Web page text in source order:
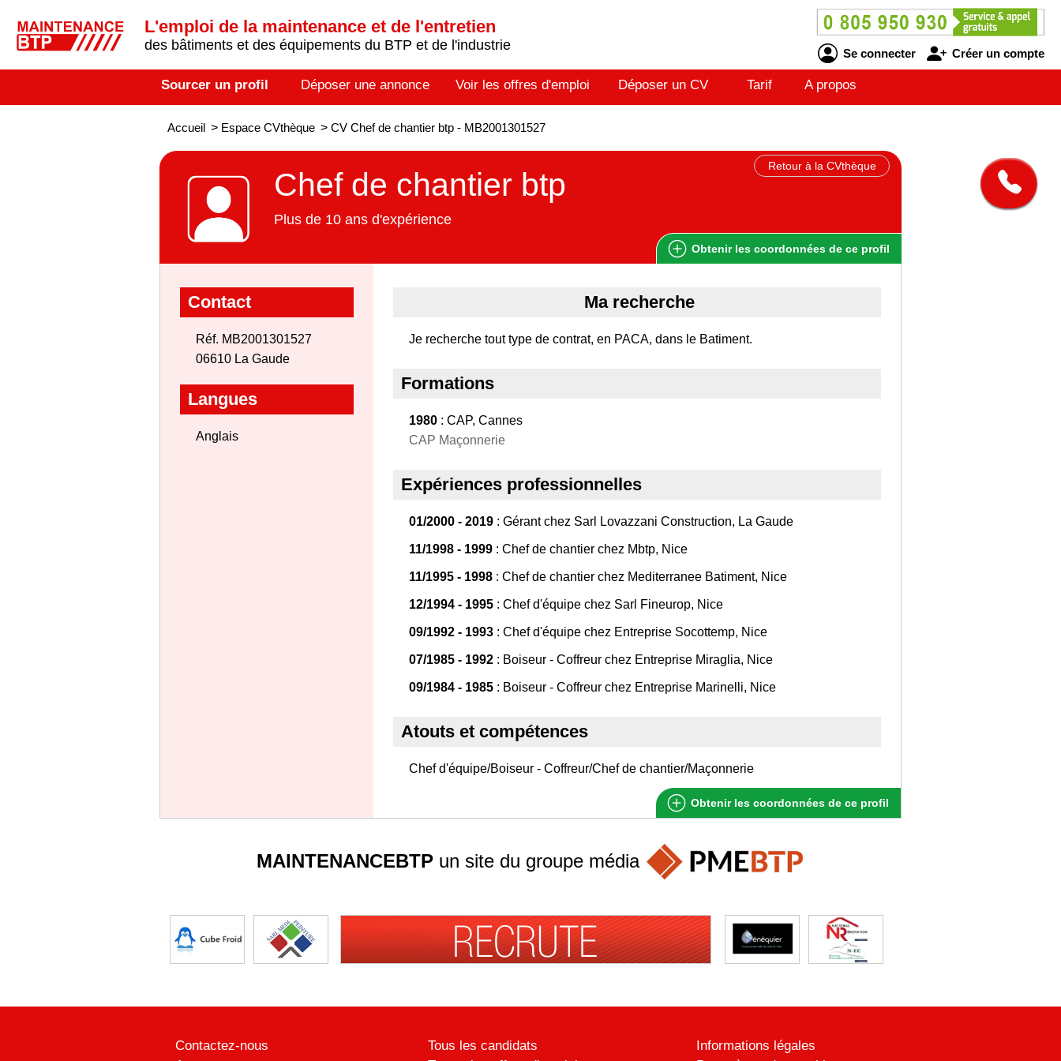
L'emploi de la maintenance et de l'entretien
des bâtiments et des équipements du BTP et de l'industrie
Se connecter Créer un compte
Sourcer un profil Déposer une annonce Voir les offres d'emploi Déposer un CV Tarif A propos
Accueil > Espace CVthèque > CV Chef de chantier btp - MB2001301527
Retour à la CVthèque
Chef de chantier btp
Plus de 10 ans d'expérience
Obtenir les coordonnées de ce profil
Contact
Réf. MB2001301527
06610 La Gaude
Langues
Anglais
Ma recherche
Je recherche tout type de contrat, en PACA, dans le Batiment.
Formations
1980 : CAP, Cannes
CAP Maçonnerie
Expériences professionnelles
01/2000 - 2019 : Gérant chez Sarl Lovazzani Construction, La Gaude
11/1998 - 1999 : Chef de chantier chez Mbtp, Nice
11/1995 - 1998 : Chef de chantier chez Mediterranee Batiment, Nice
12/1994 - 1995 : Chef d'équipe chez Sarl Fineurop, Nice
09/1992 - 1993 : Chef d'équipe chez Entreprise Socottemp, Nice
07/1985 - 1992 : Boiseur - Coffreur chez Entreprise Miraglia, Nice
09/1984 - 1985 : Boiseur - Coffreur chez Entreprise Marinelli, Nice
Atouts et compétences
Chef d'équipe/Boiseur - Coffreur/Chef de chantier/Maçonnerie
Obtenir les coordonnées de ce profil
MAINTENANCEBTPun site du groupe média
Contactez-nous
Tous les candidats
Informations légales